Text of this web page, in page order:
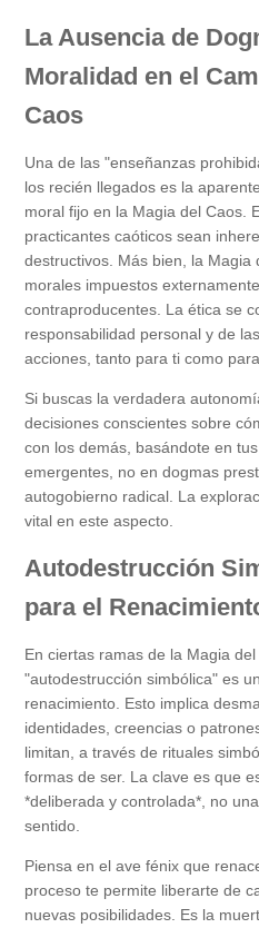
La Ausencia de
Moralidad en el
Caos
Una de las "enseñanzas
los recién llegados es la
moral fijo en la Magia del Caos.
practicantes caóticos sean
destructivos. Más bien, la Magia
morales impuestos
contraproducentes. La ética se
responsabilidad personal y de
acciones, tanto para ti como
Si buscas la verdadera
decisiones conscientes sobre
con los demás, basándote en
emergentes, no en dogmas
autogobierno radical. La
vital en este aspecto.
Autodestrucción
para el
En ciertas ramas de la Magia
"autodestrucción simbólica" es
renacimiento. Esto implica
identidades, creencias o
limitan, a través de rituales
formas de ser. La clave es que
*deliberada y controlada*, no
sentido.
Piensa en el ave fénix que
proceso te permite liberarte de
nuevas posibilidades. Es la